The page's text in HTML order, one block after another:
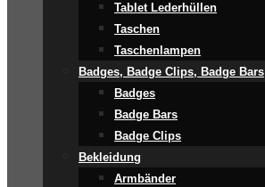
Tablet Lederhüllen
Taschen
Taschenlampen
Badges, Badge Clips, Badge Bars
Badges
Badge Bars
Badge Clips
Bekleidung
Armbänder